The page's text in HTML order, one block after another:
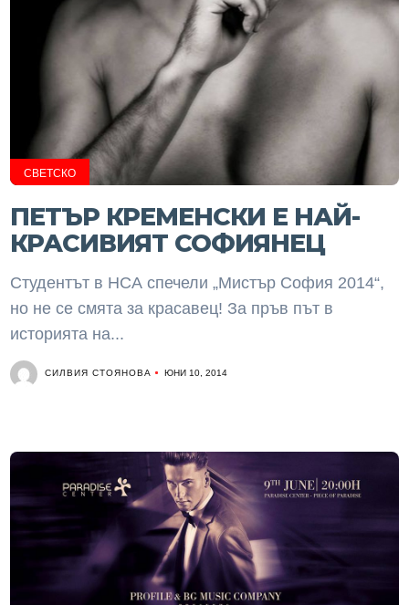
СВЕТСКО
ПЕТЪР КРЕМЕНСКИ Е НАЙ-
КРАСИВИЯТ СОФИЯНЕЦ
Студентът в НСА спечели „Мистър София 2014“,
но не се смята за красавец! За пръв път в
историята на...
СИЛВИЯ СТОЯНОВА ЮНИ 10, 2014